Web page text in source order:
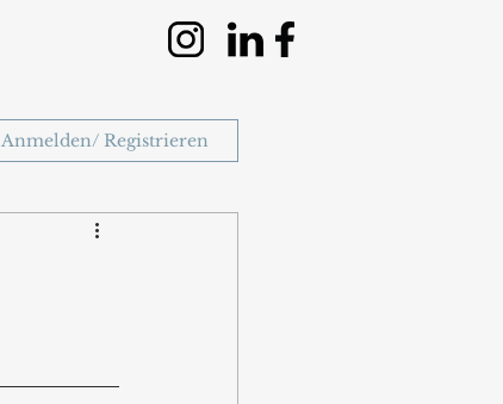
Anmelden/ Registrieren